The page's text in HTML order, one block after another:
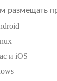
размещать
и iOS